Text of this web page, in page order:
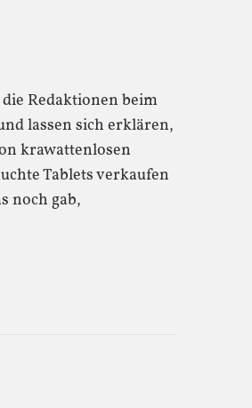
Redaktionen beim
lassen sich erklären,
krawattenlosen
Tablets verkaufen
noch gab,